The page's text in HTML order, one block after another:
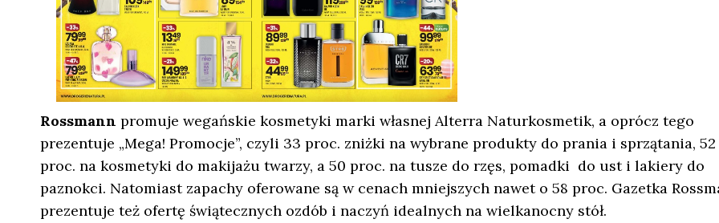
Rossmann promuje wegańskie kosmetyki marki własnej Alterra Naturkosmetik, a oprócz tego
prezentuje „Mega! Promocje”, czyli 33 proc. zniżki na wybrane produkty do prania i sprzątania, 52
proc. na kosmetyki do makijażu twarzy, a 50 proc. na tusze do rzęs, pomadki do ust i lakiery do
paznokci. Natomiast zapachy oferowane są w cenach mniejszych nawet o 58 proc. Gazetka
prezentuje też ofertę świątecznych ozdób i naczyń idealnych na wielkanocny stół.